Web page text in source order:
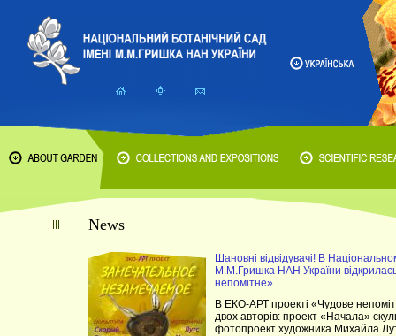
News
Шановні відвідувачі! В
М.М.Гришка НАН України
непомітне»
В ЕКО-АРТ проекті «Чудове
двох авторів: проект «Начала»
фотопроект художника Михайла